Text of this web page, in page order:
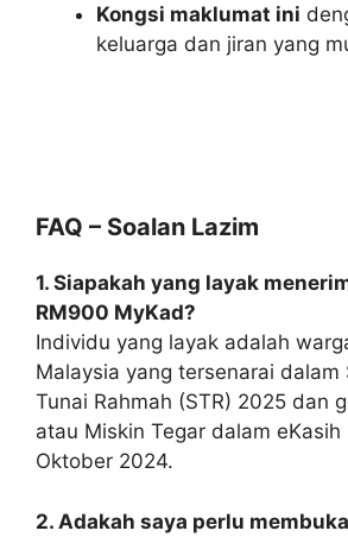
Kongsi maklumat ini
keluarga dan jiran yang
FAQ – Soalan Lazim
1. Siapakah yang layak
RM900 MyKad?
Individu yang layak adalah
Malaysia yang tersenarai dalam
Tunai Rahmah (STR) 2025 dan
atau Miskin Tegar dalam eKasih
Oktober 2024.
2. Adakah saya perlu